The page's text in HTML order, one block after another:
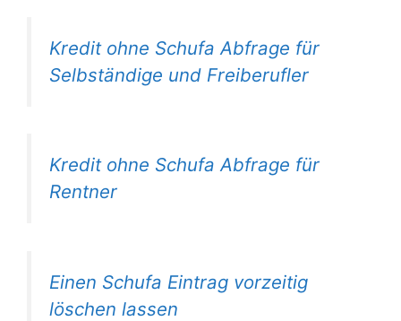
Kredit ohne Schufa Abfrage für
Selbständige und Freiberufler
Kredit ohne Schufa Abfrage für
Rentner
Einen Schufa Eintrag vorzeitig
löschen lassen